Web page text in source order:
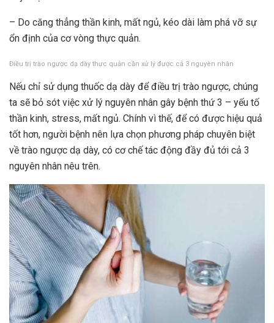
– Do căng thẳng thần kinh, mất ngủ, kéo dài làm phá vỡ sự
ổn định của cơ vòng thực quản.
Điều trị trào ngược dạ dày thực quản cần xử lý được cả 3 nguyên nhân
Nếu chỉ sử dụng thuốc dạ dày để điều trị trào ngược, chúng
ta sẽ bỏ sót việc xử lý nguyên nhân gây bệnh thứ 3 – yếu tố
thần kinh, stress, mất ngủ. Chính vì thế, để có được hiệu quả
tốt hơn, người bệnh nên lựa chọn phương pháp chuyên biệt
về trào ngược dạ dày, có cơ chế tác động đầy đủ tới cả 3
nguyên nhân nêu trên.